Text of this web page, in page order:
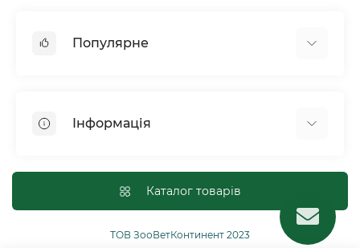
Популярне
Птахи
Рептилії
Сільськогосподарські тварини та птахи
Інформація
Оплата і доставка
Політика конфіденційності
Публічна угода
Каталог товарів
ТОВ ЗооВетКонтинент 2023